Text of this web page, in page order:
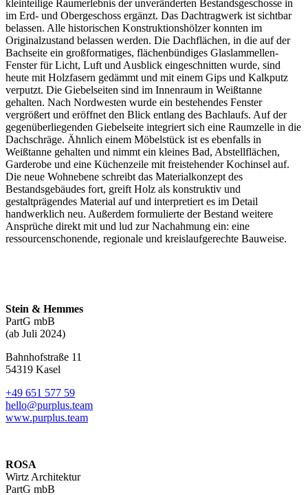
kleinteilige Raumerlebnis der unveränderten Bestandsgeschosse in
im Erd- und Obergeschoss ergänzt. Das Dachtragwerk ist sichtbar
belassen. Alle historischen Konstruktionshölzer konnten im
Originalzustand belassen werden. Die Dachflächen, in die auf der
Bachseite ein großformatiges, flächenbündiges Glaslammellen-
Fenster für Licht, Luft und Ausblick eingeschnitten wurde, sind
heute mit Holzfasern gedämmt und mit einem Gips und Kalkputz
verputzt. Die Giebelseiten sind im Innenraum in Weißtanne
gehalten. Nach Nordwesten wurde ein bestehendes Fenster
vergrößert und eröffnet den Blick entlang des Bachlaufs. Auf der
gegenüberliegenden Giebelseite integriert sich eine Raumzelle in die
Dachschräge. Ähnlich einem Möbelstück ist es ebenfalls in
Weißtanne gehalten und nimmt ein kleines Bad, Abstellflächen,
Garderobe und eine Küchenzeile mit freistehender Kochinsel auf.
Die neue Wohnebene schreibt das Materialkonzept des
Bestandsgebäudes fort, greift Holz als konstruktiv und
gestaltprägendes Material auf und interpretiert es im Detail
handwerklich neu. Außerdem formulierte der Bestand weitere
Ansprüche direkt mit und lud zur Nachahmung ein: eine
ressourcenschonende, regionale und kreislaufgerechte Bauweise.
Stein & Hemmes
PartG mbB
(ab Juli 2024)
Bahnhofstraße 11
54319 Kasel
+49 651 577 59
hello@purplus.team
www.purplus.team
ROSA
Wirtz Architektur
PartG mbB